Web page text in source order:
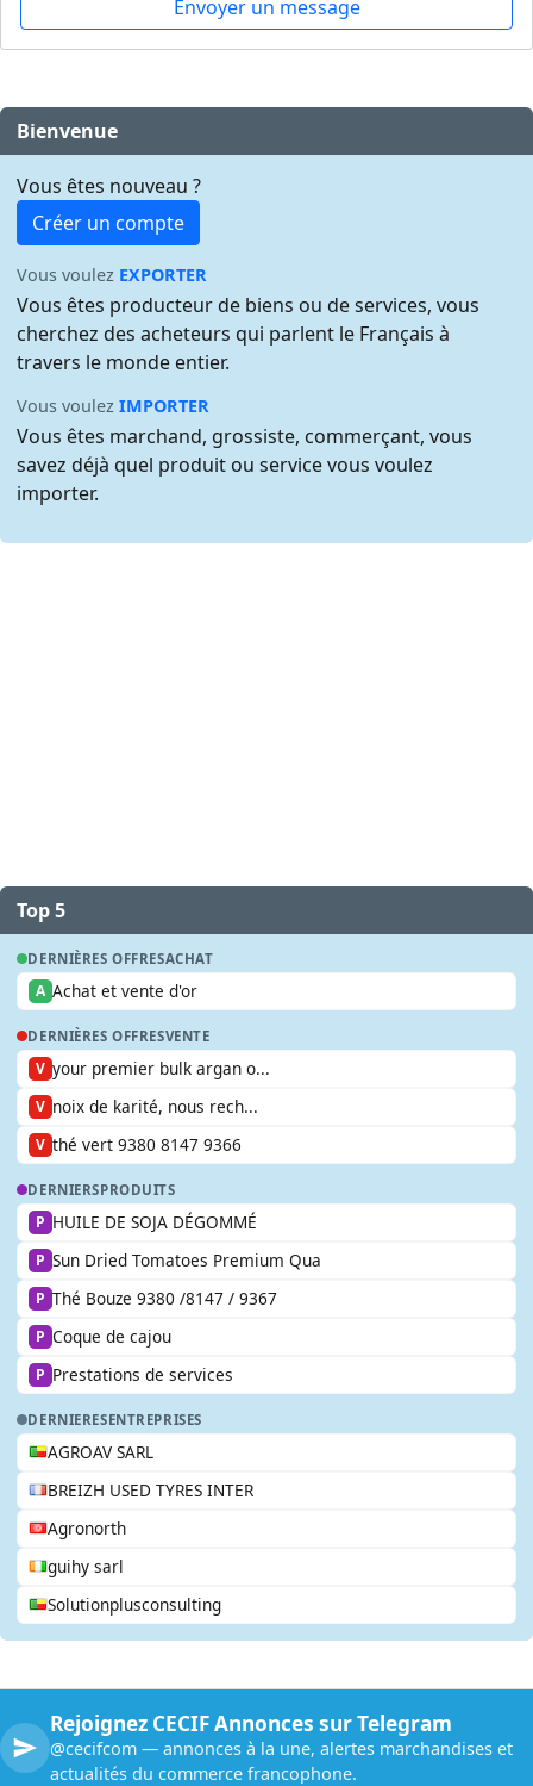
Envoyer un message
Bienvenue
Vous êtes nouveau ?
Créer un compte
Vous voulez EXPORTER
Vous êtes producteur de biens ou de services, vous
cherchez des acheteurs qui parlent le Français à
travers le monde entier.
Vous voulezIMPORTER
Vous êtes marchand, grossiste, commerçant, vous
savez déjà quel produit ou service vous voulez
importer.
Top 5
DERNIÈRES OFFRESACHAT
A Achat et vente d'or
DERNIÈRES OFFRESVENTE
V your premier bulk argan o...
V noix de karité, nous rech...
V thé vert 9380 8147 9366
DERNIERSPRODUITS
P HUILE DE SOJA DÉGOMMÉ
P Sun Dried Tomatoes Premium Qua
P Thé Bouze 9380 /8147 / 9367
P Coque de cajou
P Prestations de services
DERNIERESENTREPRISES
AGROAV SARL
BREIZH USED TYRES INTER
Agronorth
guihy sarl
Solutionplusconsulting
Rejoignez CECIF Annonces sur Telegram
@cecifcom — annonces à la une, alertes marchandises et
actualités du commerce francophone.